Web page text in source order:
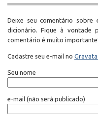
Deixe seu comentário sobre
dicionário. Fique à vontade
comentário é muito importante!
Cadastre seu e-mail no
Seu nome
e-mail (não será publicado)